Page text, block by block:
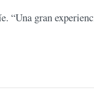
“Una gran